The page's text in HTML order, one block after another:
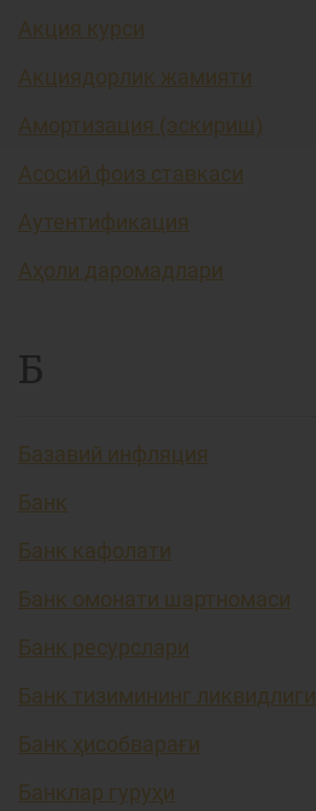
Акция курси
Акциядорлик жамияти
Амортизация (эскириш)
Асосий фоиз ставкаси
Аутентификация
Аҳоли даромадлари
Б
Базавий инфляция
Банк
Банк кафолати
Банк омонати шартномаси
Банк ресурслари
Банк тизимининг ликвидлиги
Банк ҳисобварағи
Банклар гуруҳи